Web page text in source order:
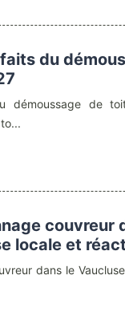
du
démoussage de
couvreur
locale et
dans le